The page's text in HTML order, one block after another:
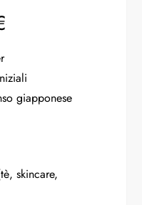
giapponese
skincare,